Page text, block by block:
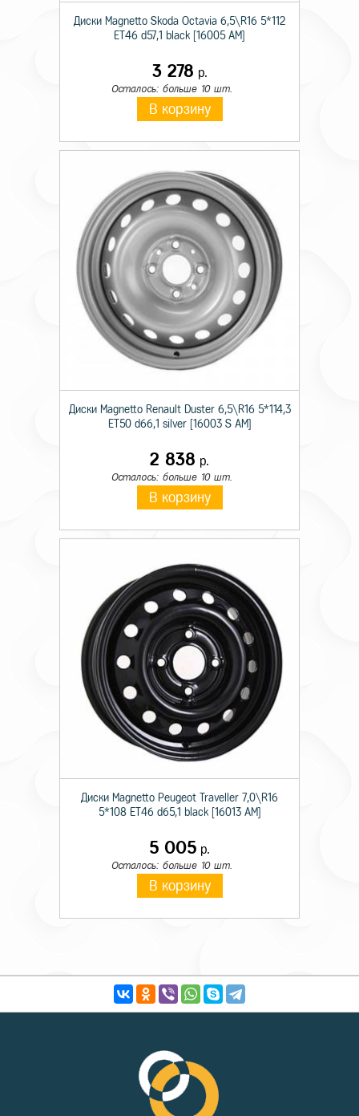
Диски Magnetto Skoda Octavia 6,5\R16 5*112
ET46 d57,1 black [16005 AM]
3 278 р.
Осталось: больше 10 шт.
В корзину
Диски Magnetto Renault Duster 6,5\R16 5*114,3
ET50 d66,1 silver [16003 S AM]
2 838 р.
Осталось: больше 10 шт.
В корзину
Диски Magnetto Peugeot Traveller 7,0\R16
5*108 ET46 d65,1 black [16013 AM]
5 005 р.
Осталось: больше 10 шт.
В корзину